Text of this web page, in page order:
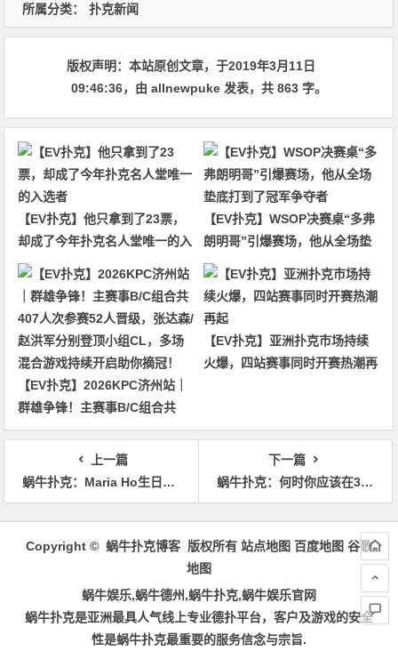
所属分类： 扑克新闻
版权声明：本站原创文章，于2019年3月11日
09:46:36，由allnewpuke 发表，共 863 字。
【EV扑克】他只拿到了23票，
却成了今年扑克名人堂唯一的入
选者
【EV扑克】WSOP决赛桌“多弗
朗明哥”引爆赛场，他从全场垫
底打到了冠军争夺者
【EV扑克】2026KPC济州站｜
群雄争锋！主赛事B/C组合共
407人次参赛52人晋级，张达森/
赵洪军分别登顶小组CL，多场
混合游戏持续开启助你摘冠！
【EV扑克】亚洲扑克市场持续
火爆，四站赛事同时开赛热潮再
上一篇
蜗牛扑克：Maria Ho生日当天击败对手斩获LAPC豪客赛冠军
下一篇
蜗牛扑克：​何时你应该在3bet之后持续下注？—上篇
文
Copyright © 蜗牛扑克博客 版权所有 站点地图 百度地图 谷歌
地图
蜗牛娱乐,蜗牛德州,蜗牛扑克,蜗牛娱乐官网
蜗牛扑克是亚洲最具人气线上专业德扑平台，客户及游戏的安全
性是蜗牛扑克最重要的服务信念与宗旨.